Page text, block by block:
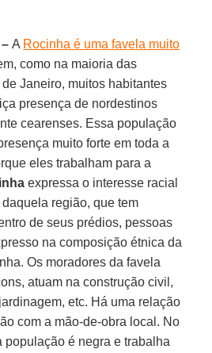
–A Rocinha é uma favela muito
como na maioria das
Janeiro, muitos habitantes
presença de nordestinos
cearenses. Essa população
muito forte em toda a
eles trabalham para a
expressa o interesse racial
região, que tem
de seus prédios, pessoas
na composição étnica da
Os moradores da favela
atuam na construção civil,
etc. Há uma relação
com a mão-de-obra local. No
população é negra e trabalha